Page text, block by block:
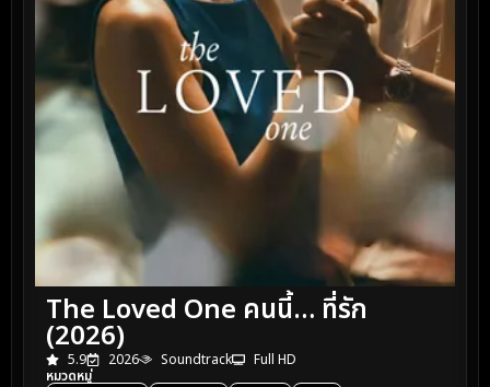
The Loved One คนนี้… ที่รัก
(2026)
5.9 2026 Soundtrack
Full HD
หมวดหมู่